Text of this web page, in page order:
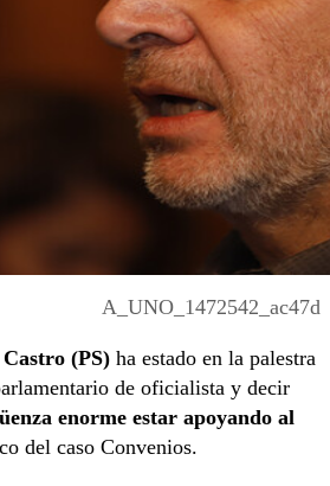
A_UNO_1472542_ac47d
(PS) ha estado en la palestra
de oficialista y decir
enorme estar apoyando al
del caso Convenios.